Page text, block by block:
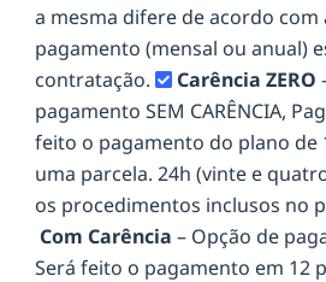
a mesma difere de acordo com
pagamento (mensal ou anual)
contratação.
Carência ZERO
pagamento SEM CARÊNCIA,
feito o pagamento do plano de
uma parcela. 24h (vinte e
os procedimentos inclusos no
Com Carência – Opção de
Será feito o pagamento em 12